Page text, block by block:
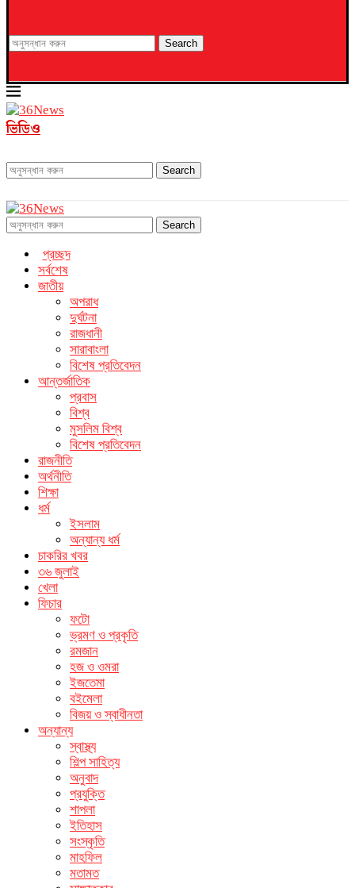
Search
ভিডিও
Search
Search
প্রচ্ছদ
সর্বশেষ
জাতীয়
অপরাধ
দুর্ঘটনা
রাজধানী
সারাবাংলা
বিশেষ প্রতিবেদন
আন্তর্জাতিক
প্রবাস
বিশ্ব
মুসলিম বিশ্ব
বিশেষ প্রতিবেদন
রাজনীতি
অর্থনীতি
শিক্ষা
ধর্ম
ইসলাম
অন্যান্য ধর্ম
চাকরির খবর
৩৬ জুলাই
খেলা
ফিচার
ফটো
ভ্রমণ ও প্রকৃতি
রমজান
হজ ও ওমরা
ইজতেমা
বইমেলা
বিজয় ও স্বাধীনতা
অন্যান্য
স্বাস্থ্য
শিল্প সাহিত্য
অনুবাদ
প্রযুক্তি
শাপলা
ইতিহাস
সংস্কৃতি
মাহফিল
মতামত